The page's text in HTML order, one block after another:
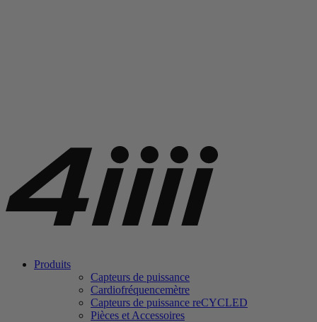
Produits
Capteurs de puissance
Cardiofréquencemètre
Capteurs de puissance reCYCLED
Pièces et Accessoires